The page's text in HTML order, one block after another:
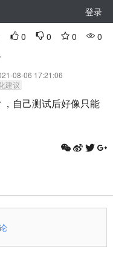
登录
0 0 0 0
08-06 17:21:06
建议
自己测试后好像只能